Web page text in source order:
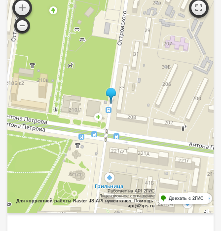
Работает на API 2ГИС
Лицензионное соглашение
Для корректной работы Raster JS API нужен ключ. Помощь:
api@2gis.ru
Доехать с 2ГИС